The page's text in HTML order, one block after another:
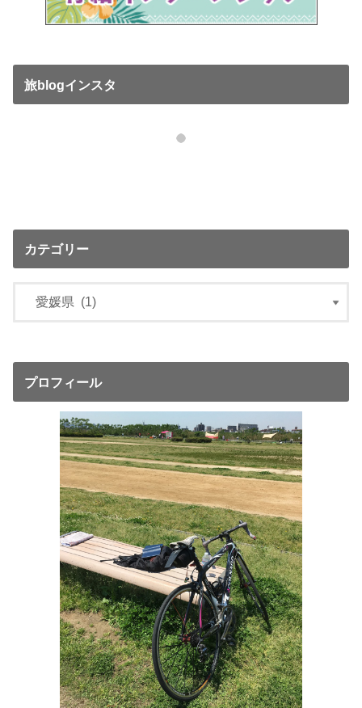
旅blogインスタ
カテゴリー
プロフィール